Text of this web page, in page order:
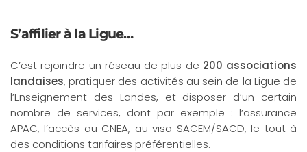
S’affilier à la Ligue…
C’est rejoindre un réseau de plus de 200 associations
landaises, pratiquer des activités au sein de la Ligue de
l’Enseignement des Landes, et disposer d’un certain
nombre de services, dont par exemple : l’assurance
APAC, l’accès au CNEA, au visa SACEM/SACD, le tout à
des conditions tarifaires préférentielles.